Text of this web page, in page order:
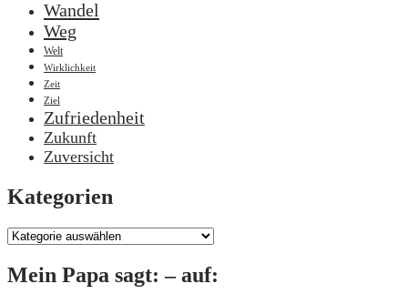
Wandel
Weg
Welt
Wirklichkeit
Zeit
Ziel
Zufriedenheit
Zukunft
Zuversicht
Kategorien
Kategorien
Mein Papa sagt: – auf: